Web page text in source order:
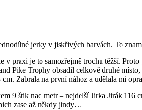
jerky v jiskřivých barvách. To
praxi je to samozřejmě trochu těžší.
Pike Trophy obsadil celkově druhé
Zabrala na první nához a udělala mi
9 štik nad metr – nejdelší Jirka Jirák
zase až někdy jindy…